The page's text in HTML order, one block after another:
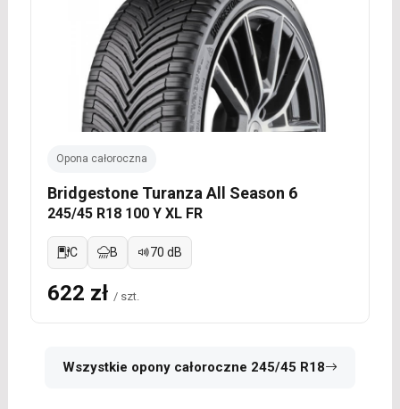
Opona całoroczna
Bridgestone Turanza All Season 6
245/45 R18 100 Y XL FR
C B 70 dB
622 zł / szt.
Wszystkie opony całoroczne 245/45 R18